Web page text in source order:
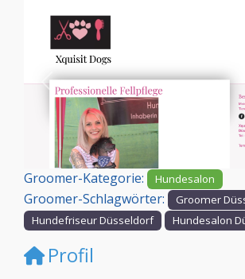
Vorheriges
Groomer-Kategorie: Hundesalon
Groomer-Schlagwörter:
Groomer
Hundefriseur Düsseldorf
Hundesalon
Profil